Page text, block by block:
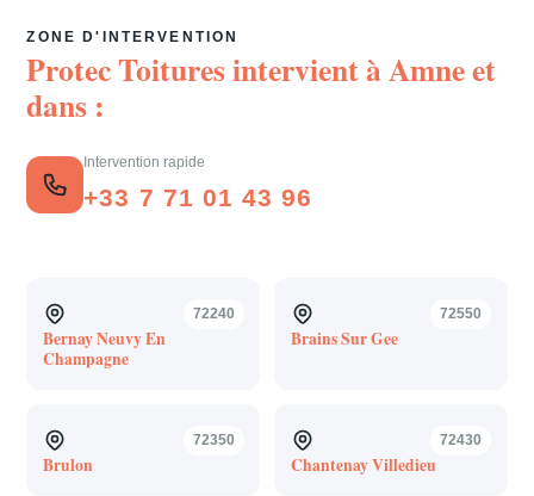
ZONE D'INTERVENTION
Protec Toitures intervient àAmneet
dans :
Intervention rapide
+33 7 71 01 43 96
72240
Bernay Neuvy En
Champagne
72550
Brains Sur Gee
72350
Brulon
72430
Chantenay Villedieu